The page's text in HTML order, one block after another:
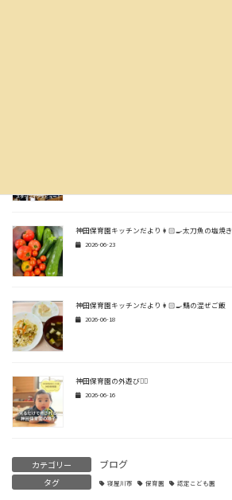
神田保育園キッチンだより👩🏻‍🍳太刀魚の塩焼き
2026-06-23
神田保育園キッチンだより👩🏻‍🍳鯖の混ぜご飯
2026-06-18
神田保育園の外遊び🏃‍♂️
2026-06-16
カテゴリー ブログ
タグ 寝屋川市 保育園 認定こども園